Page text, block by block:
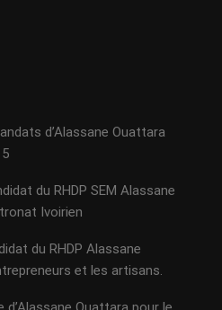
d’Alassane Ouattara
du RHDP SEM Alassane
Ivoirien
du RHDP Alassane
et les artisans.